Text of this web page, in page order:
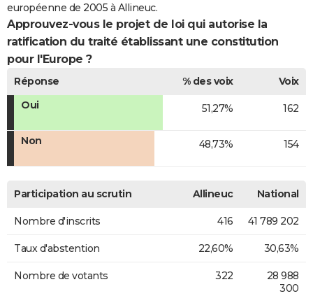
Bricolage
Lifestyle
Culture
Sport
Auto
Television
Voyage
Cinema
européenne de 2005 à Allineuc.
Approuvez-vous le projet de loi qui autorise la
ratification du traité établissant une constitution
pour l'Europe ?
Réponse % des voix
Voix
Oui
51,27% 162
Non 48,73% 154
Participation au scrutin Allineuc National
Nombre d'inscrits 416 41 789 202
Taux d'abstention 22,60% 30,63%
Nombre de votants 322
28 988
300